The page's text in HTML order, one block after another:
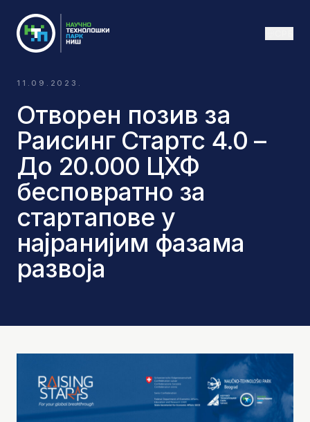
11.09.2023.
Отворен позив за
Раисинг Стартс 4.0 –
До 20.000 ЦХФ
бесповратно за
стартапове у
најранијим фазама
развоја